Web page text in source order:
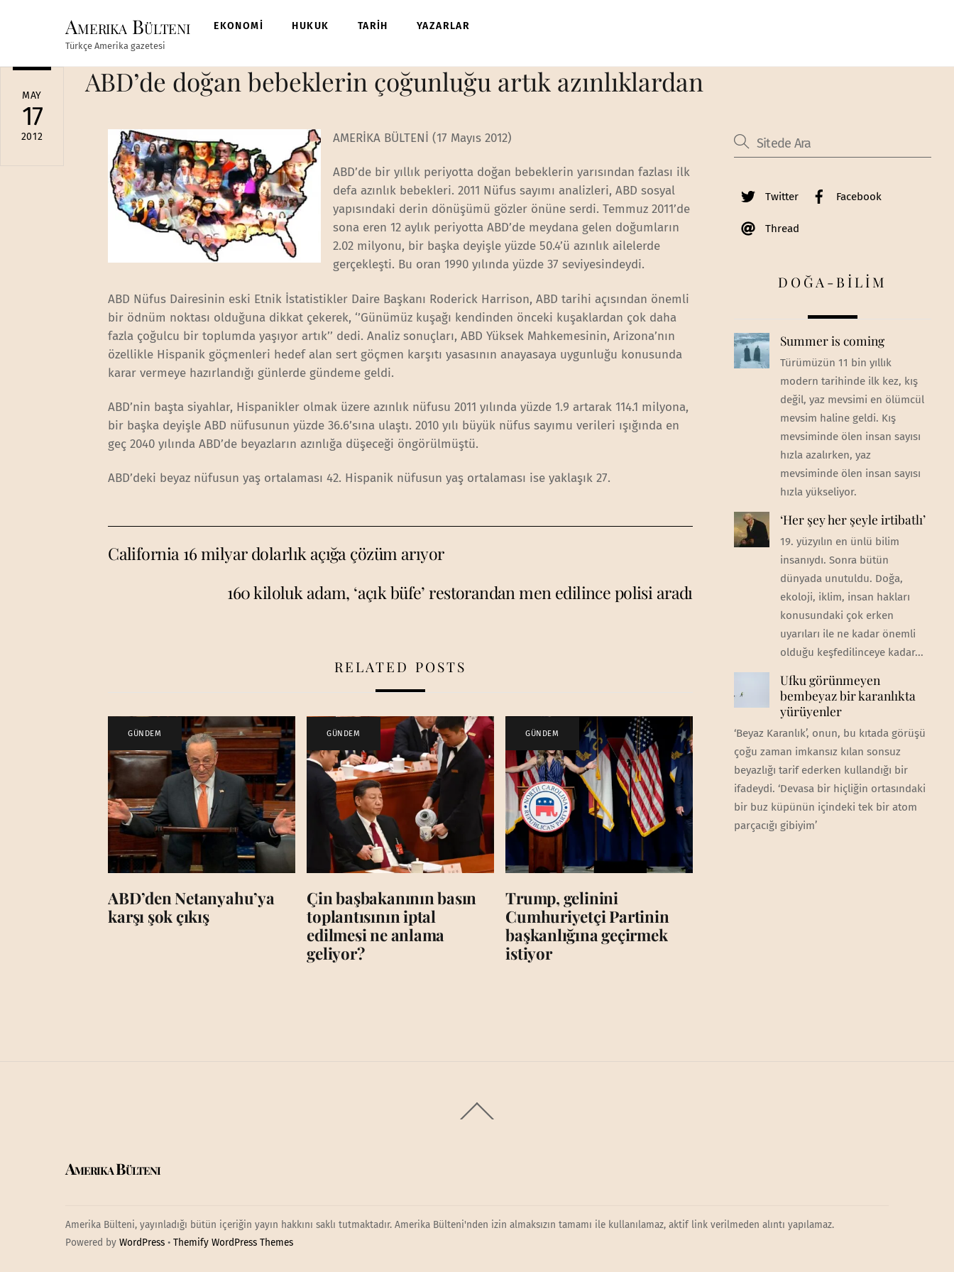
Amerika Bülteni
Türkçe Amerika gazetesi
EKONOMİ HUKUK TARİH YAZARLAR
MAY
17
2012
ABD’de doğan bebeklerin çoğunluğu artık azınlıklardan
AMERİKA BÜLTENİ (17 Mayıs 2012)
ABD’de bir yıllık periyotta doğan bebeklerin yarısından fazlası ilk
defa azınlık bebekleri. 2011 Nüfus sayımı analizleri, ABD sosyal
yapısındaki derin dönüşümü gözler önüne serdi. Temmuz 2011’de
sona eren 12 aylık periyotta ABD’de meydana gelen doğumların
2.02 milyonu, bir başka deyişle yüzde 50.4’ü azınlık ailelerde
gerçekleşti. Bu oran 1990 yılında yüzde 37 seviyesindeydi.
ABD Nüfus Dairesinin eski Etnik İstatistikler Daire Başkanı Roderick Harrison, ABD tarihi açısından önemli
bir ödnüm noktası olduğuna dikkat çekerek, ‘’Günümüz kuşağı kendinden önceki kuşaklardan çok daha
fazla çoğulcu bir toplumda yaşıyor artık’’ dedi. Analiz sonuçları, ABD Yüksek Mahkemesinin, Arizona’nın
özellikle Hispanik göçmenleri hedef alan sert göçmen karşıtı yasasının anayasaya uygunluğu konusunda
karar vermeye hazırlandığı günlerde gündeme geldi.
ABD’nin başta siyahlar, Hispanikler olmak üzere azınlık nüfusu 2011 yılında yüzde 1.9 artarak 114.1 milyona,
bir başka deyişle ABD nüfusunun yüzde 36.6’sına ulaştı. 2010 yılı büyük nüfus sayımu verileri ışığında en
geç 2040 yılında ABD’de beyazların azınlığa düşeceği öngörülmüştü.
ABD’deki beyaz nüfusun yaş ortalaması 42. Hispanik nüfusun yaş ortalaması ise yaklaşık 27.
California 16 milyar dolarlık açığa çözüm arıyor
160 kiloluk adam, ‘açık büfe’ restorandan men edilince polisi aradı
RELATED POSTS
GÜNDEM
ABD’den Netanyahu’ya
karşı şok çıkış
GÜNDEM
Çin başbakanının basın
toplantısının iptal
edilmesi ne anlama
geliyor?
GÜNDEM
Trump, gelinini
Cumhuriyetçi Partinin
başkanlığına geçirmek
istiyor
Twitter Facebook
Thread
DOĞA-BİLİM
Summer is coming
Türümüzün 11 bin yıllık
modern tarihinde ilk kez, kış
değil, yaz mevsimi en ölümcül
mevsim haline geldi. Kış
mevsiminde ölen insan sayısı
hızla azalırken, yaz
mevsiminde ölen insan sayısı
hızla yükseliyor.
‘Her şey her şeyle irtibatlı’
19. yüzyılın en ünlü bilim
insanıydı. Sonra bütün
dünyada unutuldu. Doğa,
ekoloji, iklim, insan hakları
konusundaki çok erken
uyarıları ile ne kadar önemli
olduğu keşfedilinceye kadar...
Ufku görünmeyen
bembeyaz bir karanlıkta
yürüyenler
‘Beyaz Karanlık’, onun, bu kıtada görüşü
çoğu zaman imkansız kılan sonsuz
beyazlığı tarif ederken kullandığı bir
ifadeydi. ‘Devasa bir hiçliğin ortasındaki
bir buz küpünün içindeki tek bir atom
parçacığı gibiyim’
To
Amerika Bülteni
Amerika Bülteni, yayınladığı bütün içeriğin yayın hakkını saklı tutmaktadır. Amerika Bülteni'nden izin almaksızın tamamı ile kullanılamaz, aktif link verilmeden alıntı yapılamaz.
Powered by WordPress • Themify WordPress Themes